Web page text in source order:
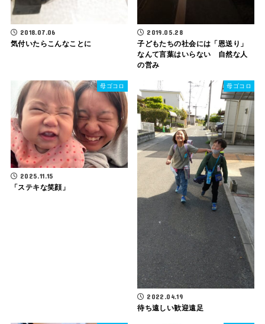
2018.07.06
気付いたらこんなことに
2019.05.28
子どもたちの社会には「恩送り」
なんて言葉はいらない 自然な人
の営み
母ゴコロ
2025.11.15
「ステキな笑顔」
母ゴコロ
2022.04.19
待ち遠しい歓迎遠足